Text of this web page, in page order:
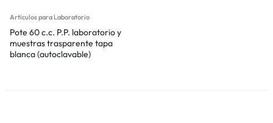
Artículos para Laboratorio
Pote 60 c.c. P.P. laboratorio y
muestras trasparente tapa
blanca (autoclavable)